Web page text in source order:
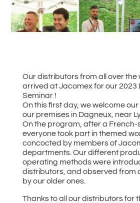
Our distributors from all over the
arrived at Jacomex for our 2023
Seminar !
On this first day, we welcome
our premises in Dagneux, near
On the program, after a French-
everyone took part in themed
concocted by members of
departments. Our different
operating methods were
distributors, and observed from
by our older ones.
Thanks to all our distributors for